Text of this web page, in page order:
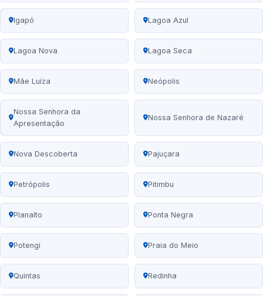
Igapó Lagoa Azul
Lagoa Nova Lagoa Seca
Mãe Luíza Neópolis
Nossa Senhora da
Apresentação
Nossa Senhora de Nazaré
Nova Descoberta Pajuçara
Petrópolis Pitimbu
Planalto Ponta Negra
Potengi Praia do Meio
Quintas Redinha